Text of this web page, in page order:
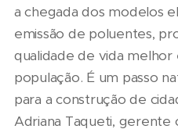
a chegada dos modelos
emissão de poluentes,
qualidade de vida melhor
população. É um passo
para a construção de
Adriana Taqueti, gerente